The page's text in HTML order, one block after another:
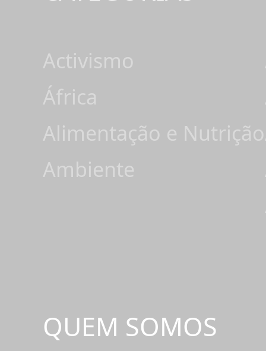
Activismo
África
Alimentação e Nutrição
Ambiente
QUEM SOMOS